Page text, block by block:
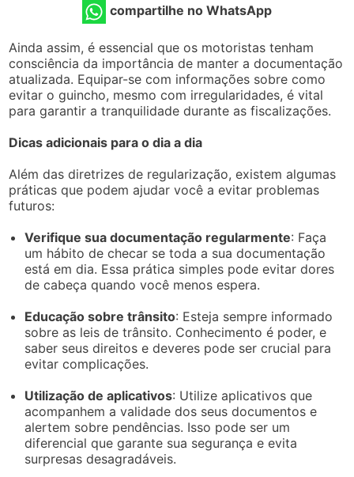
compartilhe no WhatsApp
Ainda assim, é essencial que os motoristas tenham
consciência da importância de manter a documentação
atualizada. Equipar-se com informações sobre como
evitar o guincho, mesmo com irregularidades, é vital
para garantir a tranquilidade durante as fiscalizações.
Dicas adicionais para o dia a dia
Além das diretrizes de regularização, existem algumas
práticas que podem ajudar você a evitar problemas
futuros:
Verifique sua documentação regularmente: Faça
um hábito de checar se toda a sua documentação
está em dia. Essa prática simples pode evitar dores
de cabeça quando você menos espera.
Educação sobre trânsito: Esteja sempre informado
sobre as leis de trânsito. Conhecimento é poder, e
saber seus direitos e deveres pode ser crucial para
evitar complicações.
Utilização de aplicativos: Utilize aplicativos que
acompanhem a validade dos seus documentos e
alertem sobre pendências. Isso pode ser um
diferencial que garante sua segurança e evita
surpresas desagradáveis.